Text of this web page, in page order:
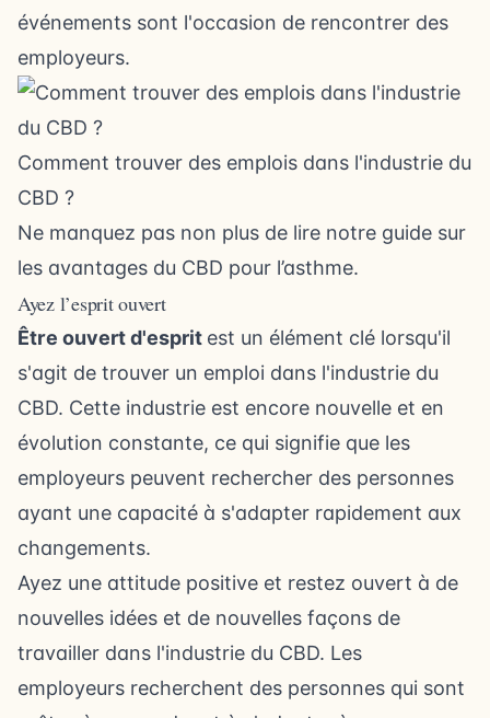
événements sont l'occasion de rencontrer des
employeurs.
Comment trouver des emplois dans l'industrie du
CBD ?
Ne manquez pas non plus de lire notre guide sur
les avantages du CBD pour l’asthme.
Ayez l’esprit ouvert
Être ouvert d'esprit est un élément clé lorsqu'il
s'agit de trouver un emploi dans l'industrie du
CBD. Cette industrie est encore nouvelle et en
évolution constante, ce qui signifie que les
employeurs peuvent rechercher des personnes
ayant une capacité à s'adapter rapidement aux
changements.
Ayez une attitude positive et restez ouvert à de
nouvelles idées et de nouvelles façons de
travailler dans l'industrie du CBD. Les
employeurs recherchent des personnes qui sont